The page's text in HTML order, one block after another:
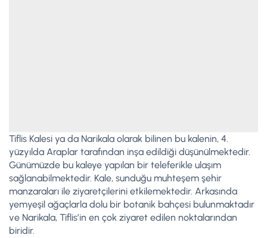
Tiflis Kalesi ya da Narikala olarak bilinen bu kalenin, 4.
yüzyılda Araplar tarafından inşa edildiği düşünülmektedir.
Günümüzde bu kaleye yapılan bir teleferikle ulaşım
sağlanabilmektedir. Kale, sunduğu muhteşem şehir
manzaraları ile ziyaretçilerini etkilemektedir. Arkasında
yemyeşil ağaçlarla dolu bir botanik bahçesi bulunmaktadır
ve Narikala, Tiflis’in en çok ziyaret edilen noktalarından
biridir.